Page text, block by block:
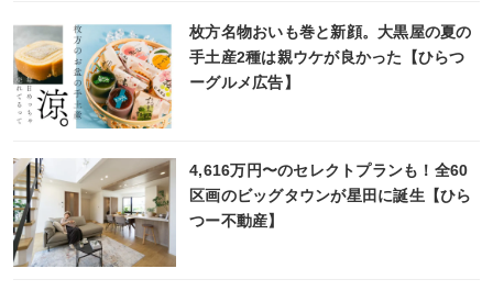
枚方名物おいも巻と新顔。大黒屋の夏の
手土産2種は親ウケが良かった【ひらつ
ーグルメ広告】
4,616万円〜のセレクトプランも！全60
区画のビッグタウンが星田に誕生【ひら
つー不動産】